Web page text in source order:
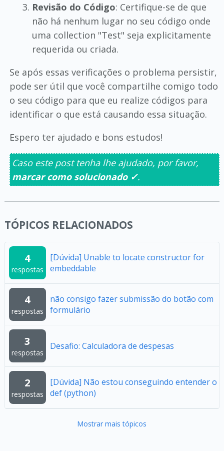
Revisão do Código: Certifique-se de que
não há nenhum lugar no seu código onde
uma collection "Test" seja explicitamente
requerida ou criada.
Se após essas verificações o problema persistir,
pode ser útil que você compartilhe comigo todo
o seu código para que eu realize códigos para
identificar o que está causando essa situação.
Espero ter ajudado e bons estudos!
Caso este post tenha lhe ajudado, por favor,
marcar como solucionado ✓.
TÓPICOS RELACIONADOS
4
respostas
[Dúvida] Unable to locate constructor for
embeddable
4
respostas
não consigo fazer submissão do botão com
formulário
3
respostas
Desafio: Calculadora de despesas
2
respostas
[Dúvida] Não estou conseguindo entender o
def (python)
Mostrar mais tópicos